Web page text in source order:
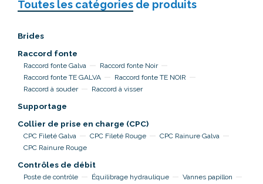
Toutes les catégories de produits
Brides
Raccord fonte
Raccord fonte Galva
Raccord fonte Noir
Raccord fonte TE GALVA
Raccord fonte TE NOIR
Raccord à souder
Raccord à visser
Supportage
Collier de prise en charge (CPC)
CPC Fileté Galva CPC Fileté Rouge
CPC Rainure Galva
CPC Rainure Rouge
Contrôles de débit
Poste de contrôle Équilibrage hydraulique
Vannes papillon